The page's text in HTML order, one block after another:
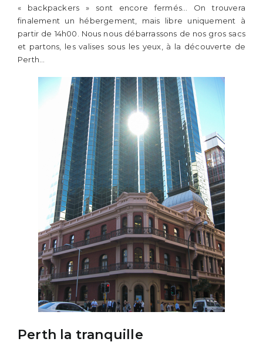
« backpackers » sont encore fermés… On trouvera
finalement un hébergement, mais libre uniquement à
partir de 14h00. Nous nous débarrassons de nos gros sacs
et partons, les valises sous les yeux, à la découverte de
Perth…
Perth la tranquille